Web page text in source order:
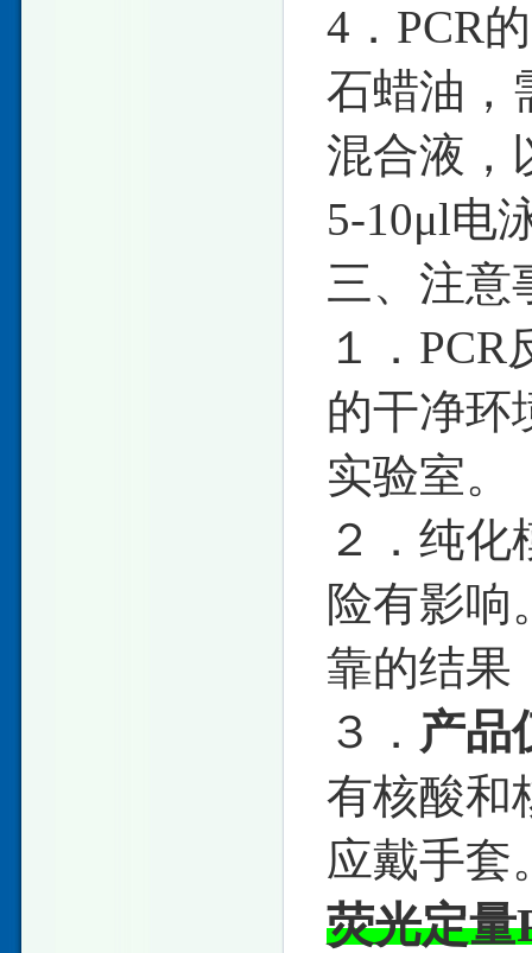
4．PCR
石蜡油，
混合液，
5-10μl电
三、注意
１．
的干净环
实验室。
２．纯
险有影响
靠的结果
３． 产品
有核酸和
应戴手套
荧光定量